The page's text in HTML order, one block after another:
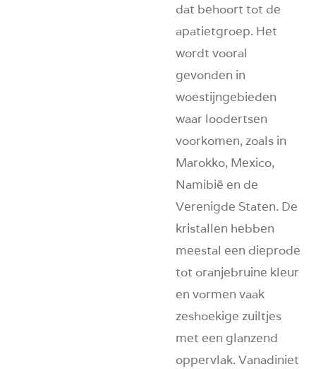
dat behoort tot de
apatietgroep. Het
wordt vooral
gevonden in
woestijngebieden
waar loodertsen
voorkomen, zoals in
Marokko, Mexico,
Namibië en de
Verenigde Staten. De
kristallen hebben
meestal een dieprode
tot oranjebruine kleur
en vormen vaak
zeshoekige zuiltjes
met een glanzend
oppervlak. Vanadiniet